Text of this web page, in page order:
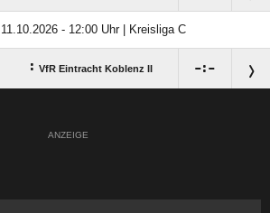
- 12:00 Uhr | Kreisliga C
: VfR Eintracht Koblenz II :
ANZEIGE